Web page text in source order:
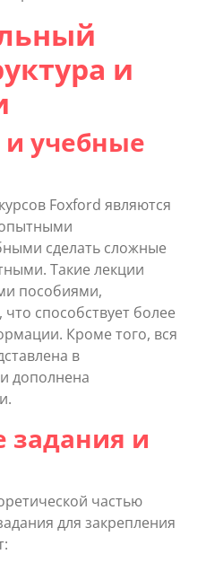
и
учебные
Foxford являются
сделать сложные
Такие лекции
пособиями,
способствует более
Кроме того, вся
в
дополнена
задания и
частью
для закрепления